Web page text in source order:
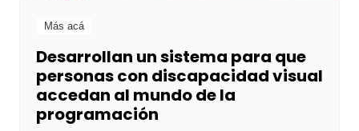
Más acá
Desarrollan un sistema para que
personas con discapacidad visual
accedan al mundo de la
programación